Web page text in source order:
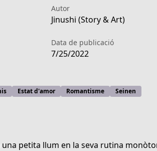
Autor
Jinushi (Story & Art)
Data de publicació
7/25/2022
Estat d'amor Romantisme Seinen
petita llum en la seva rutina